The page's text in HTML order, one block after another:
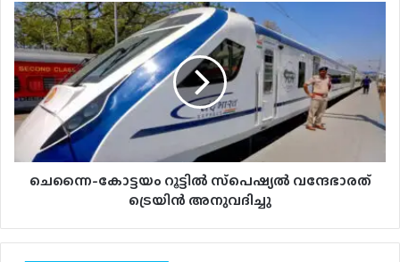
ചെന്നൈ-
കോട്ടയം
റൂട്ടിൽ
സ്‌പെഷ്യല്‍
വന്ദേഭാരത്
ട്രെയിന്‍
അനുവദിച്ചു
ചെന്നൈ-കോട്ടയം റൂട്ടിൽ സ്‌പെഷ്യല്‍ വന്ദേഭാരത്
ട്രെയിന്‍ അനുവദിച്ചു